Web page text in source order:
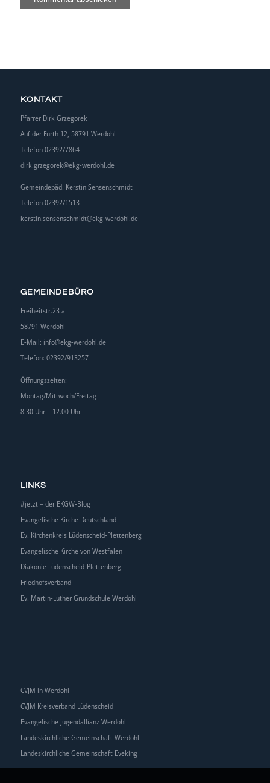
KONTAKT
Pfarrer Dirk Grzegorek
Auf der Furth 12, 58791 Werdohl
Telefon 02392/7864
dirk.grzegorek@ekg-werdohl.de
Gemeindepäd. Kerstin Sensenschmidt
Telefon 02392/1513
kerstin.sensenschmidt@ekg-werdohl.de
GEMEINDEBÜRO
Freiheitstr.23 a
58791 Werdohl
E-Mail: info@ekg-werdohl.de
Telefon: 02392/913257
Öffnungszeiten:
Montag/Mittwoch/Freitag
8.30 Uhr – 12.00 Uhr
LINKS
#jetzt – der EKGW-Blog
Evangelische Kirche Deutschland
Ev. Kirchenkreis Lüdenscheid-Plettenberg
Evangelische Kirche von Westfalen
Diakonie Lüdenscheid-Plettenberg
Friedhofsverband
Ev. Martin-Luther Grundschule Werdohl
CVJM in Werdohl
CVJM Kreisverband Lüdenscheid
Evangelische Jugendallianz Werdohl
Landeskirchliche Gemeinschaft Werdohl
Landeskirchliche Gemeinschaft Eveking